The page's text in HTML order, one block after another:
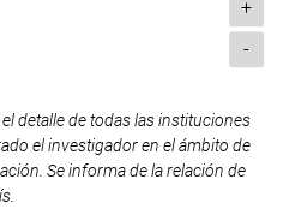
+
-
detalle de todas las instituciones
el investigador en el ámbito de
Se informa de la relación de